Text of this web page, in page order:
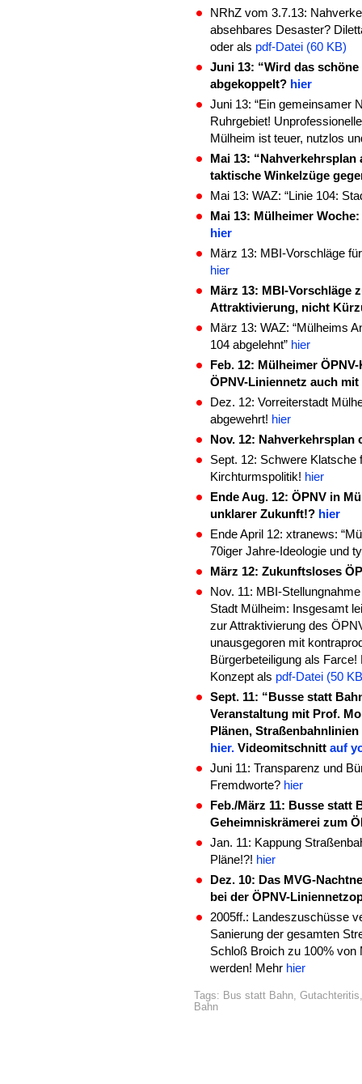
NRhZ vom 3.7.13:
absehbares Desaster?
oder als pdf-Datei (60 KB)
Juni 13: “Wird das
abgekoppelt? hier
Juni 13: “Ein gemeinsamer
Ruhrgebiet!
Mülheim ist teuer, nutzlos
Mai 13:
taktische Winkelzüge
Mai 13: WAZ: “Linie 104:
Mai 13: Mülheimer
hier
März 13: MBI-Vorschläge
hier
März 13: MBI-Vorschläge
Attraktivierung, nicht
März 13: WAZ: “Mülheims
104 abgelehnt” hier
Feb. 12: Mülheimer
ÖPNV-Liniennetz auch
Dez. 12: Vorreiterstadt
abgewehrt! hier
Nov. 12: Nahverkehrsplan
Sept. 12: Schwere
Kirchturmspolitik! hier
Ende Aug. 12: ÖPNV in
unklarer Zukunft!? hier
Ende April 12: xtranews:
70iger Jahre-Ideologie und
März 12: Zukunftsloses
Nov. 11: MBI-
Stadt Mülheim: Insgesamt
zur Attraktivierung des
unausgegoren mit
Bürgerbeteiligung als
Konzept als pdf-Datei (50
Sept. 11: “Busse statt
Veranstaltung mit Prof.
Plänen,
hier. Videomitschnitt auf
Juni 11: Transparenz und
Fremdworte? hier
Feb./März 11: Busse statt
Geheimniskrämerei zum
Jan. 11: Kappung
Pläne!?! hier
Dez. 10: Das MVG-
bei der ÖPNV-
2005ff.: Landeszuschüsse
Sanierung der gesamten
Schloß Broich zu 100% von
werden! Mehr hier
Tags: Bus statt Bahn, Gutachteritis
Bahn